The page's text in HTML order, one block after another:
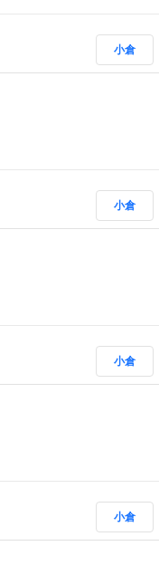
小倉
小倉
小倉
小倉